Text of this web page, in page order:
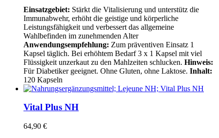
Einsatzgebiet: Stärkt die Vitalisierung und unterstütz die
Immunabwehr, erhöht die geistige und körperliche
Leistungsfähigkeit und verbessert das allgemeine
Wahlbefinden im zunehmenden Alter
Anwendungsempfehlung: Zum präventiven Einsatz 1
Kapsel täglich. Bei erhöhtem Bedarf 3 x 1 Kapsel mit viel
Flüssigkeit unzerkaut zu den Mahlzeiten schlucken. Hinweis:
Für Diabetiker geeignet. Ohne Gluten, ohne Laktose. Inhalt:
120 Kapseln
Vital Plus NH
64,90 €